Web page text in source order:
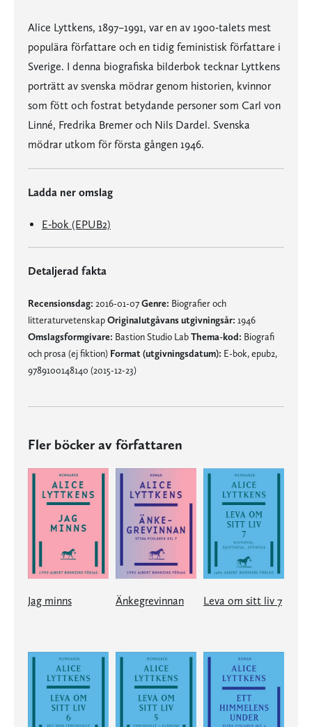
Alice Lyttkens, 1897–1991, var en av 1900-talets mest
populära författare och en tidig feministisk författare i
Sverige. I denna biografiska bilderbok tecknar Lyttkens
porträtt av svenska mödrar genom historien, kvinnor
som fött och fostrat betydande personer som Carl von
Linné, Fredrika Bremer och Nils Dardel. Svenska
mödrar utkom för första gången 1946.
Ladda ner omslag
E-bok (EPUB2)
Detaljerad fakta
Recensionsdag: 2016-01-07Genre: Biografier och
litteraturvetenskapOriginalutgåvans utgivningsår: 1946
Omslagsformgivare: Bastion Studio LabThema-kod: Biografi
och prosa (ej fiktion) Format (utgivningsdatum): E-bok, epub2,
9789100148140 (2015-12-23)
Fler böcker av författaren
Jag minns Änkegrevinnan Leva om sitt liv 7